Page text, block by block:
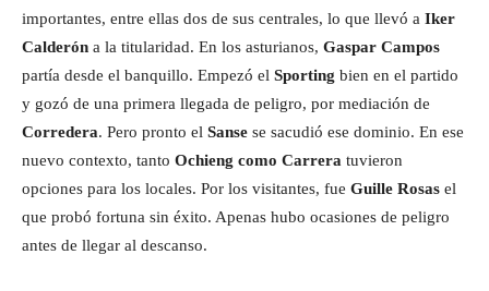
importantes, entre ellas dos de sus centrales, lo que llevó a Iker
Calderón a la titularidad. En los asturianos, Gaspar Campos
partía desde el banquillo. Empezó el Sporting bien en el partido
y gozó de una primera llegada de peligro, por mediación de
Corredera. Pero pronto el Sanse se sacudió ese dominio. En ese
nuevo contexto, tanto Ochieng como Carrera tuvieron
opciones para los locales. Por los visitantes, fue Guille Rosas el
que probó fortuna sin éxito. Apenas hubo ocasiones de peligro
antes de llegar al descanso.